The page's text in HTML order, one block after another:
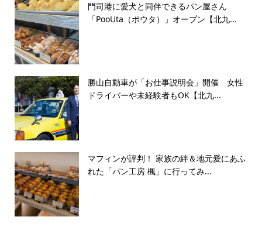
門司港に愛犬と同伴できるパン屋さん
「PooUta（ポウタ）」オープン【北九...
勝山自動車が「お仕事説明会」開催 女性
ドライバーや未経験者もOK【北九...
マフィンが評判！ 家族の絆＆地元愛にあふ
れた「パン工房 楓」に行ってみ...